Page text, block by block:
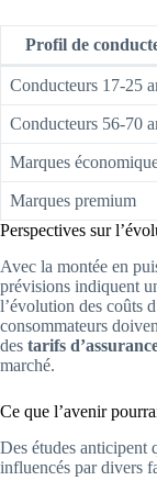
Profil de
Conducteurs 17-25
Conducteurs 56-70
Marques
Marques premium
Perspectives sur
Avec la montée en
prévisions indiquent
l’évolution des coûts
consommateurs
des tarifs
marché.
Ce que l’avenir
Des études anticipent
influencés par divers